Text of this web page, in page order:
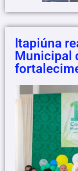
Itapiúna
Municipal